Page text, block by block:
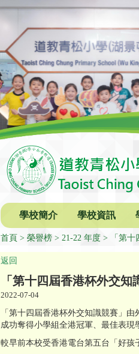
學校簡介 學校資訊
首頁 榮譽榜 21-22 年度 「第
返回
「第十四屆香港杯外交
2022-07-04
「第十四屆香港杯外交知識競賽」
成功奪得小學組全港冠軍、最佳表現
較早前本校受香港電台第五台「好孩